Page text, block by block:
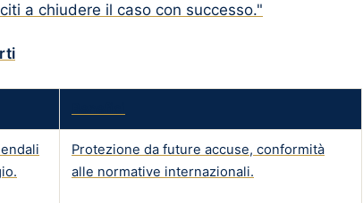
a chiudere il caso con successo."
Protezione da future accuse, conformità
alle normative internazionali.